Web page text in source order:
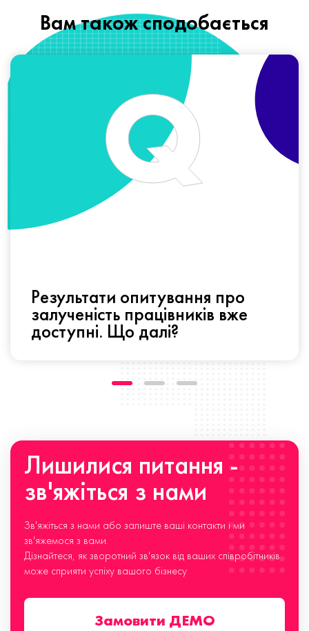
Вам також сподобається
Результати опитування про
залученість працівників вже
доступні. Що далі?
Лишилися питання -
зв'яжіться з нами
Зв'яжіться з нами або залиште ваші контакти і ми
зв'яжемося з вами.
Дізнайтеся, як зворотний зв'язок від ваших співробітників
може сприяти успіху вашого бізнесу
Замовити ДЕМО